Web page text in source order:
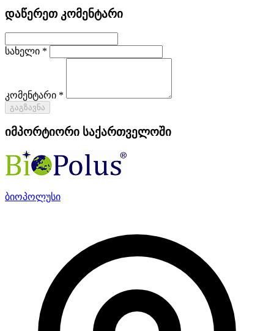
დაწერეთ კომენტარი
სახელი *
კომენტარი *
გაგზავნა
იმპორტიორი საქართველოში
ბიოპოლუსი